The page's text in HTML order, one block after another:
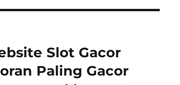
Slot Gacor
Paling Gacor